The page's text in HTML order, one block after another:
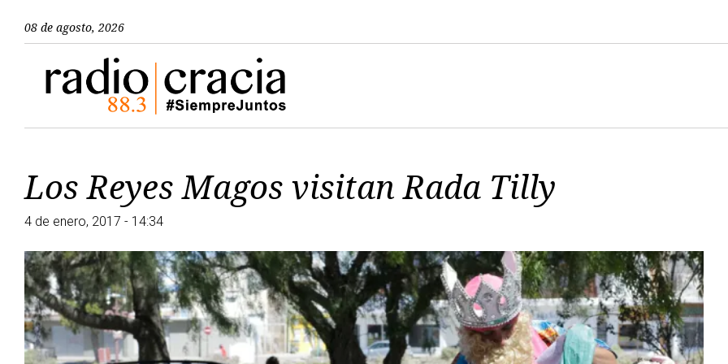
08 de agosto, 2026
Los Reyes Magos visitan Rada Tilly
4 de enero, 2017 - 14:34